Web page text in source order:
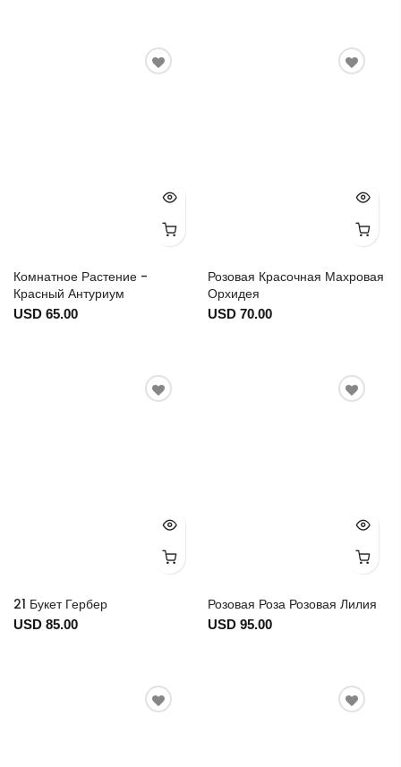
Комнатное Растение -
Красный Антуриум
USD 65.00
Розовая Красочная Махровая
Орхидея
USD 70.00
21 Букет Гербер
USD 85.00
Розовая Роза Розовая Лилия
USD 95.00